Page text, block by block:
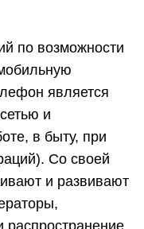
по возможности
является
и
в быту, при
Со своей
и развивают